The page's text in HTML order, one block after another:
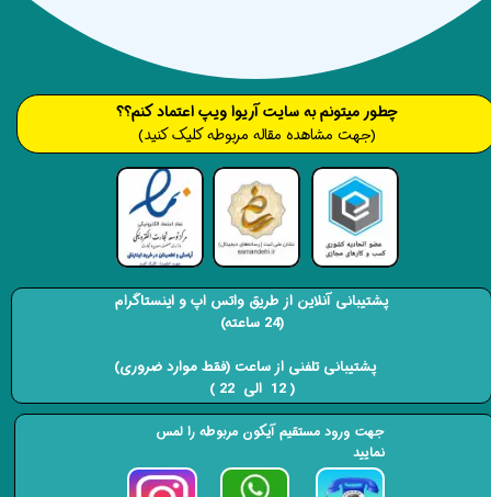
​​​چطور میتونم به سایت آریوا ویپ اعتماد کنم؟؟
(جهت مشاهده مقاله مربوطه کلیک کنید)
پشتیبانی آنلاین از طریق واتس اپ و اینستاگرام
(24 ساعته)
​​​​​​​ پشتیبانی تلفنی از ساعت (فقط موارد ضروری)
( 12 الی 22 ) ​​​​​​​
جهت ورود مستقیم آیکون مربوطه را لمس
نمایید